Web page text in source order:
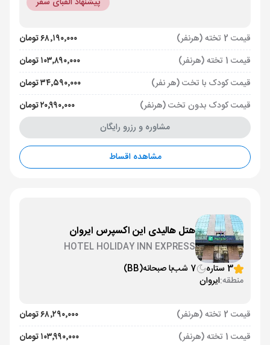
قیمت 2 تخته (هرنفر)
۶۸٬۱۹۰٬۰۰۰ تومان
قیمت 1 تخته (هرنفر)
۱۰۳٬۸۹۰٬۰۰۰ تومان
قیمت کودک با تخت (هر نفر)
۳۴٬۵۹۰٬۰۰۰ تومان
قیمت کودک بدون تخت (هرنفر)
۲۰٬۹۹۰٬۰۰۰ تومان
مشاوره و رزرو رایگان
مشاهده اقساط
هتل هالیدی این اکسپرس ایروان
HOTEL HOLIDAY INN EXPRESS
3 ستاره
7 شب با صبحانه(BB)
منطقه:ایروان
قیمت 2 تخته (هرنفر)
۶۸٬۲۹۰٬۰۰۰ تومان
قیمت 1 تخته (هرنفر)
۱۰۳٬۹۹۰٬۰۰۰ تومان